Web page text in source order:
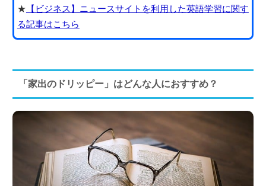
★ 【ビジネス】ニュースサイトを利用した英語学習に関す
る記事はこちら
「家出のドリッピー」はどんな人におすすめ？